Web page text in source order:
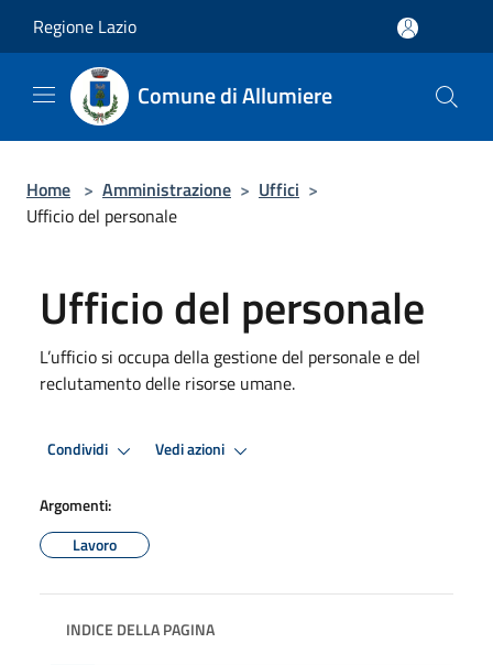
Regione Lazio
Comune di Allumiere
Home > Amministrazione > Uffici >
Ufficio del personale
Ufficio del personale
L’ufficio si occupa della gestione del personale e del
reclutamento delle risorse umane.
Condividi Vedi azioni
Argomenti:
Lavoro
INDICE DELLA PAGINA